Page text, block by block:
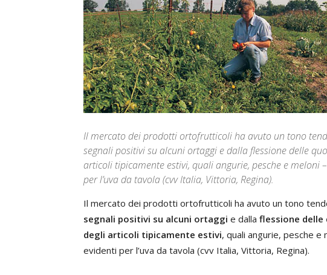
Il mercato dei prodotti ortofrutticoli ha avuto un tono
segnali positivi su alcuni ortaggi e dalla flessione delle
articoli tipicamente estivi, quali angurie, pesche e meloni
per l’uva da tavola (cvv Italia, Vittoria, Regina).
Il mercato dei prodotti ortofrutticoli ha avuto un tono
segnali positivi su alcuni ortaggi e dalla flessione
degli articoli tipicamente estivi, quali angurie, pesche
evidenti per l’uva da tavola (cvv Italia, Vittoria, Regina).